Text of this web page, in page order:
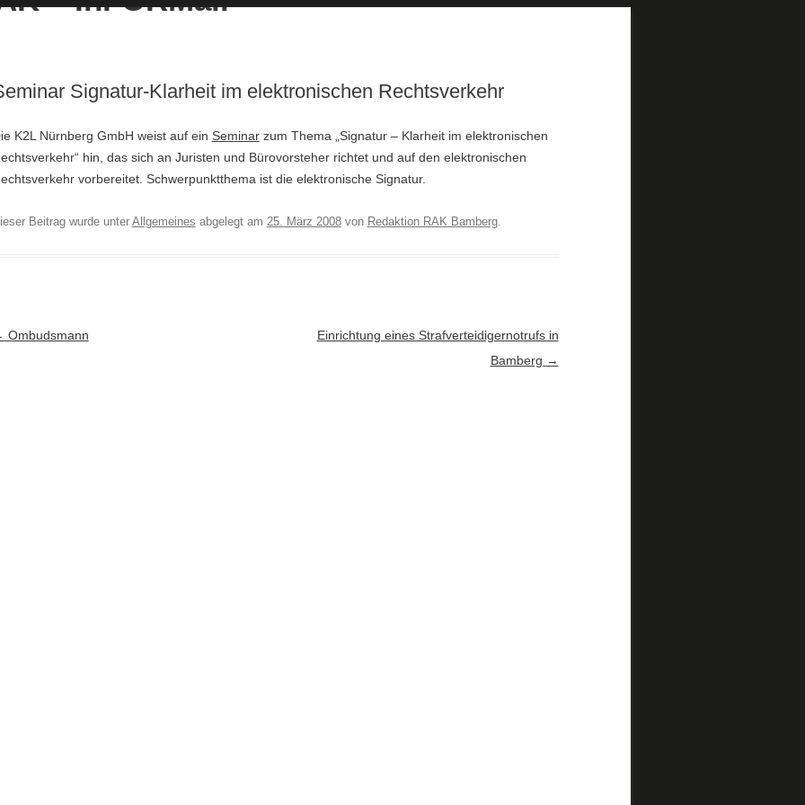
Signatur-Klarheit im elektronischen Rechtsverkehr
K2L Nürnberg GmbH weist auf ein Seminarzum Thema „Signatur – Klarheit im elektronischen
hin, das sich an Juristen und Bürovorsteher richtet und auf den elektronischen
vorbereitet. Schwerpunktthema ist die elektronische Signatur.
Beitrag wurde unterAllgemeines abgelegt am 25. März 2008von Redaktion RAK Bamberg.
Navigation
Ombudsmann
Einrichtung eines Strafverteidigernotrufs in
Bamberg →